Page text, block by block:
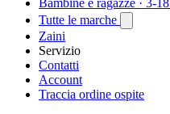
Bambine e ragazze · 3-18
Tutte le marche
Zaini
Servizio
Contatti
Account
Traccia ordine ospite